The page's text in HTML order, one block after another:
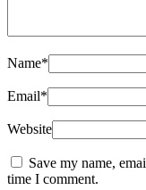
Name*
Email*
Website
Save my name,
time I comment.